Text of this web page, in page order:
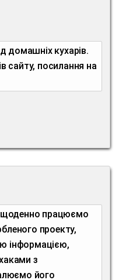
домашніх кухарів.
сайту, посилання на
проекту,
інформацією,
з
його